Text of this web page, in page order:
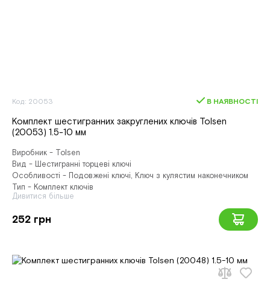
Код: 20053 В НАЯВНОСТІ
Комплект шестигранних закруглених ключів Tolsen
(20053) 1.5-10 мм
Виробник - Tolsen
Вид - Шестигранні торцеві ключі
Особливості - Подовжені ключі, Ключ з кулястим наконечником
Тип - Комплект ключів
Дивитися більше
252 грн